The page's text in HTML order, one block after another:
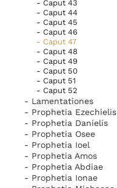
- Caput 43
- Caput 44
- Caput 45
- Caput 46
- Caput 47
- Caput 48
- Caput 49
- Caput 50
- Caput 51
- Caput 52
- Lamentationes
- Prophetia Ezechielis
- Prophetia Danielis
- Prophetia Osee
- Prophetia Ioel
- Prophetia Amos
- Prophetia Abdiae
- Prophetia Ionae